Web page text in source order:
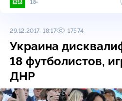
18+
29.12.2017, 18:17 17574
Украина
18 футболистов,
ДНР